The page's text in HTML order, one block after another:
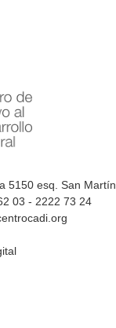
5150 esq. San Martín
03 - 2222 73 24